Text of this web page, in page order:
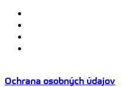
Ochrana osobných údajov